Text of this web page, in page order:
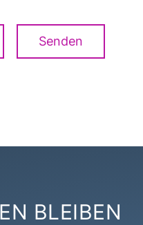
Senden
BLEIBEN